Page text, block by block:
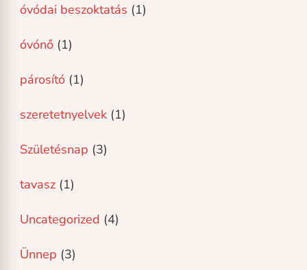
óvódai beszoktatás (1)
óvónő (1)
párosító (1)
szeretetnyelvek (1)
Születésnap (3)
tavasz (1)
Uncategorized (4)
Ünnep (3)